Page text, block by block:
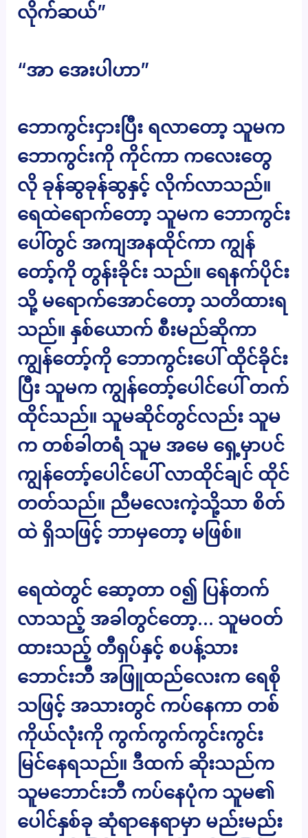
လိုက်ဆယ်”
“အာ အေးပါဟာ”
ဘောကွင်းငှားပြီး ရလာတော့ သူမက
ဘောကွင်းကို ကိုင်ကာ ကလေးတွေ
လို ခုန်ဆွခုန်ဆွနှင့် လိုက်လာသည်။
ရေထဲရောက်တော့ သူမက ဘောကွင်း
ပေါ်တွင် အကျအနထိုင်ကာ ကျွန်
တော့်ကို တွန်းခိုင်း သည်။ ရေနက်ပိုင်း
သို့ မရောက်အောင်တော့ သတိထားရ
သည်။ နှစ်ယောက် စီးမည်ဆိုကာ
ကျွန်တော့်ကို ဘောကွင်းပေါ် ထိုင်ခိုင်း
ပြီး သူမက ကျွန်တော့်ပေါင်ပေါ် တက်
ထိုင်သည်။ သူမဆိုင်တွင်လည်း သူမ
က တစ်ခါတရံ သူမ အမေ ရှေ့မှာပင်
ကျွန်တော့်ပေါင်ပေါ် လာထိုင်ချင် ထိုင်
တတ်သည်။ ညီမလေးကဲ့သို့သာ စိတ်
ထဲ ရှိသဖြင့် ဘာမှတော့ မဖြစ်။
ရေထဲတွင် ဆော့တာ ဝ၍ ပြန်တက်
လာသည့် အခါတွင်တော့… သူမဝတ်
ထားသည့် တီရှပ်နှင့် စပန့်သား
ဘောင်းဘီ အဖြူထည်လေးက ရေစို
သဖြင့် အသားတွင် ကပ်နေကာ တစ်
ကိုယ်လုံးကို ကွက်ကွက်ကွင်းကွင်း
မြင်နေရသည်။ ဒီထက် ဆိုးသည်က
သူမဘောင်းဘီ ကပ်နေပုံက သူမ၏
ပေါင်နှစ်ခု ဆုံရာနေရာမှာ မည်းမည်း